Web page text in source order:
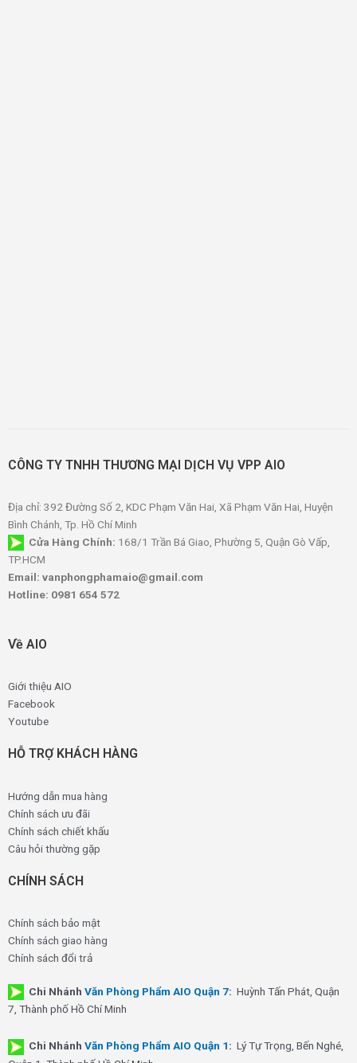
CÔNG TY TNHH THƯƠNG MẠI DỊCH VỤ VPP AIO
Địa chỉ: 392 Đường Số 2, KDC Phạm Văn Hai, Xã Phạm Văn Hai, Huyện
Bình Chánh, Tp. Hồ Chí Minh
Cửa Hàng Chính: 168/1 Trần Bá Giao, Phường 5, Quận Gò Vấp,
TP.HCM
Email: vanphongphamaio@gmail.com
Hotline: 0981 654 572
Về AIO
Giới thiệu AIO
Facebook
Youtube
HỖ TRỢ KHÁCH HÀNG
Hướng dẫn mua hàng
Chính sách ưu đãi
Chính sách chiết khấu
Câu hỏi thường gặp
CHÍNH SÁCH
Chính sách bảo mật
Chính sách giao hàng
Chính sách đổi trả
Chi Nhánh Văn Phòng Phẩm AIO Quận 7: Huỳnh Tấn Phát, Quận
7, Thành phố Hồ Chí Minh
Chi Nhánh Văn Phòng Phẩm AIO Quận 1: Lý Tự Trọng, Bến Nghé,